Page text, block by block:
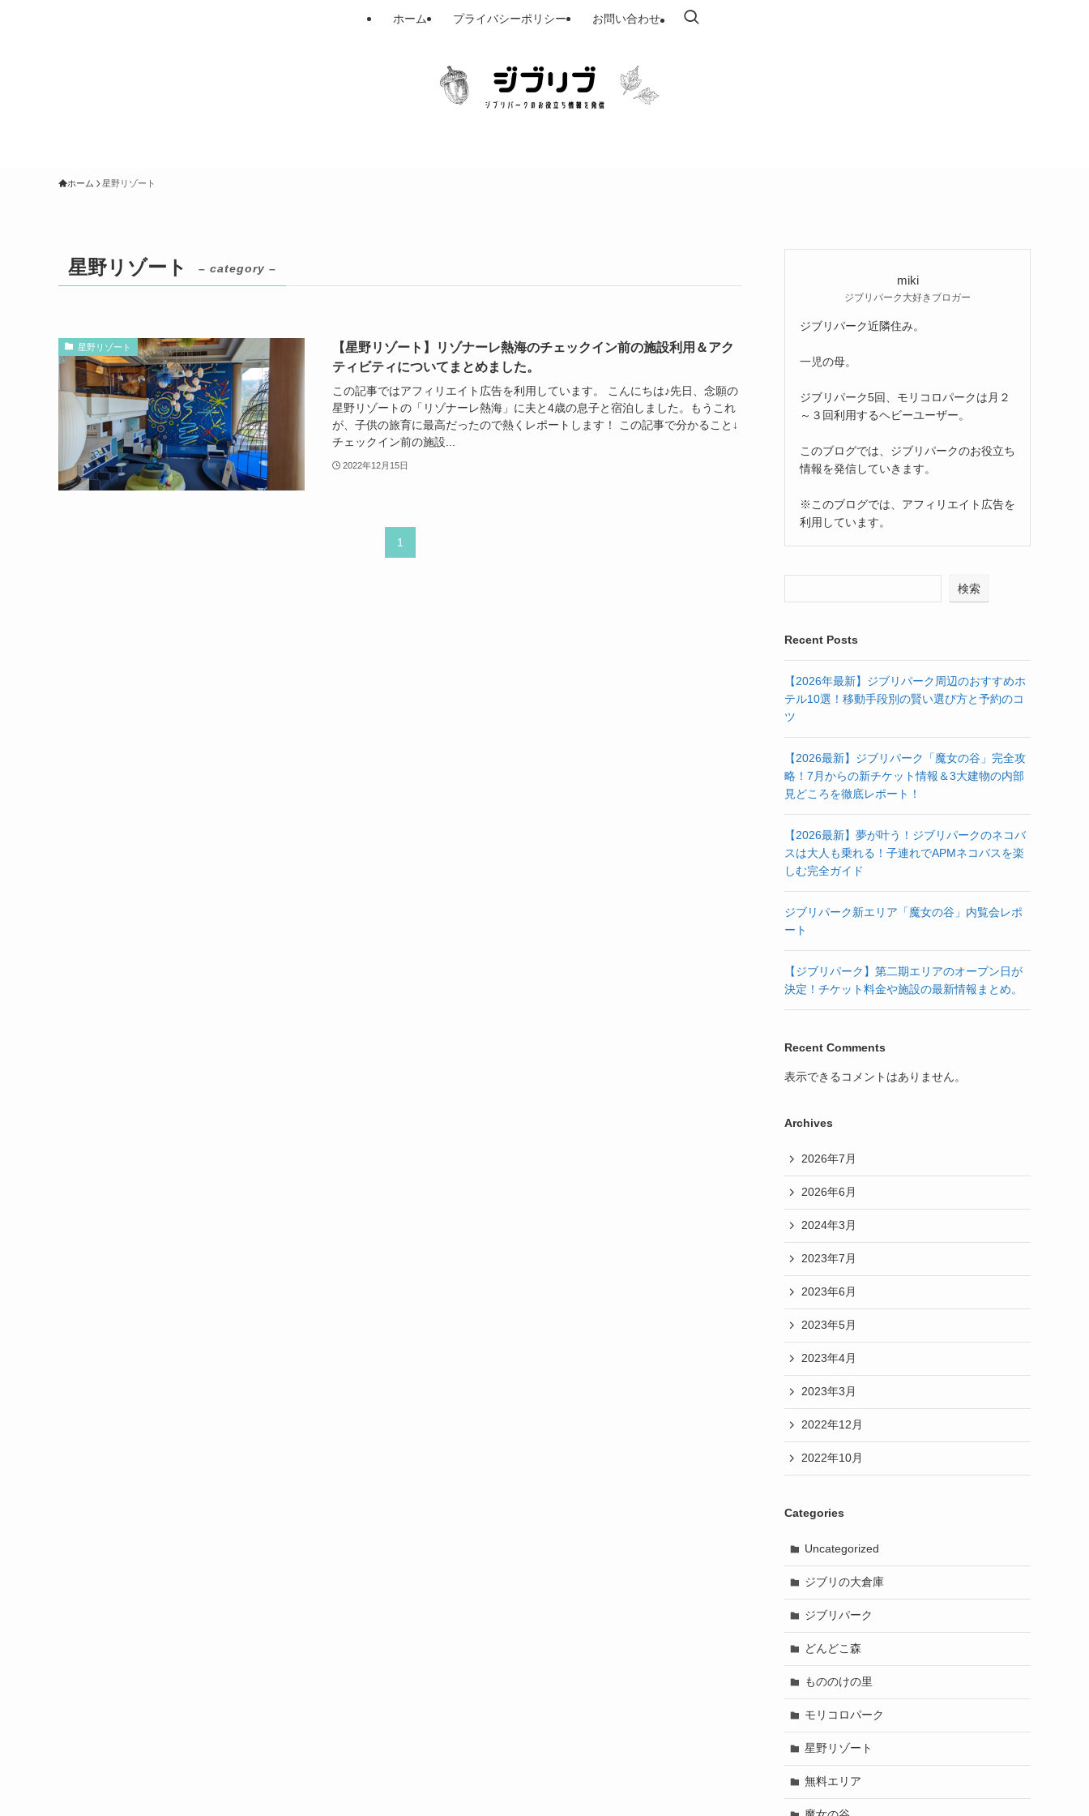
ホーム プライバシーポリシー お問い合わせ
ホーム 星野リゾート
星野リゾート – category –
星野リゾート
【星野リゾート】リゾナーレ熱海のチェックイン前の施設利用＆アク
ティビティについてまとめました。
この記事ではアフィリエイト広告を利用しています。 こんにちは♪先日、念願の
星野リゾートの「リゾナーレ熱海」に夫と4歳の息子と宿泊しました。もうこれ
が、子供の旅育に最高だったので熱くレポートします！ この記事で分かること↓
チェックイン前の施設...
2022年12月15日
1
miki
ジブリパーク大好きブロガー
ジブリパーク近隣住み。
一児の母。
ジブリパーク5回、モリコロパークは月２
～３回利用するヘビーユーザー。
このブログでは、ジブリパークのお役立ち
情報を発信していきます。
※このブログでは、アフィリエイト広告を
利用しています。
検索
Recent Posts
【2026年最新】ジブリパーク周辺のおすすめホ
テル10選！移動手段別の賢い選び方と予約のコ
ツ
【2026最新】ジブリパーク「魔女の谷」完全攻
略！7月からの新チケット情報＆3大建物の内部
見どころを徹底レポート！
【2026最新】夢が叶う！ジブリパークのネコバ
スは大人も乗れる！子連れでAPMネコバスを楽
しむ完全ガイド
ジブリパーク新エリア「魔女の谷」内覧会レポ
ート
【ジブリパーク】第二期エリアのオープン日が
決定！チケット料金や施設の最新情報まとめ。
Recent Comments
表示できるコメントはありません。
Archives
2026年7月
2026年6月
2024年3月
2023年7月
2023年6月
2023年5月
2023年4月
2023年3月
2022年12月
2022年10月
Categories
Uncategorized
ジブリの大倉庫
ジブリパーク
どんどこ森
もののけの里
モリコロパーク
星野リゾート
無料エリア